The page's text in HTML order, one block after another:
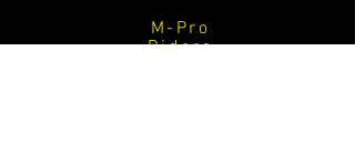
M-Pro
Riders